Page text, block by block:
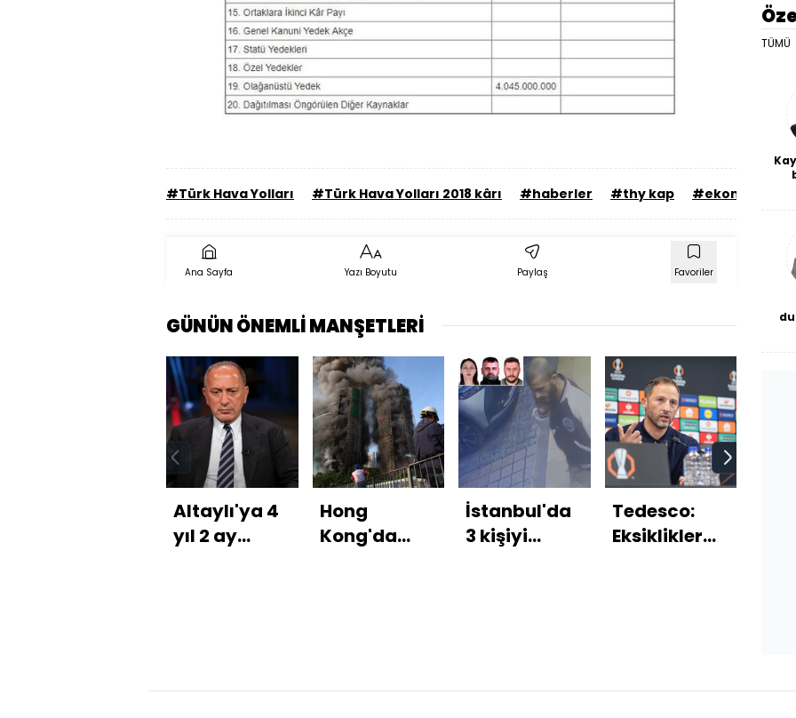
#Türk Hava Yolları #Türk Hava Yolları 2018 kârı #haberler #thy kap #ekonomi
Ana Sayfa Yazı Boyutu Paylaş Favoriler
GÜNÜN ÖNEMLİ MANŞETLERİ
Altaylı'ya 4
yıl 2 ay
Hong
Kong'da
İstanbul'da
3 kişiyi
Tedesco:
Eksiklikler
TÜMÜ